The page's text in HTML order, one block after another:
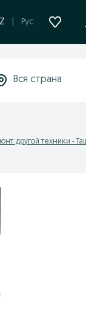
Рус
другой техники -